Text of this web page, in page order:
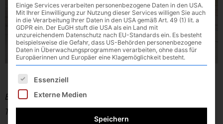
Bild: Norbert Maros mit 10 Treffern der erfolgreichste
Torschütze gg. Pfaffenhofen
Einige Services verarbeiten personenbezogene Daten in den USA.
Mit Ihrer Einwilligung zur Nutzung dieser Services willigen Sie auch
in die Verarbeitung Ihrer Daten in den USA gemäß Art. 49 (1) lit. a
GDPR ein. Der EuGH stuft die USA als ein Land mit
unzureichendem Datenschutz nach EU-Standards ein. Es besteht
beispielsweise die Gefahr, dass US-Behörden personenbezogene
Daten in Überwachungsprogrammen verarbeiten, ohne dass für
Europäerinnen und Europäer eine Klagemöglichkeit besteht.
Es folgt eine Liste der Service-Gruppen, für die eine
Essenziell
Externe Medien
Speichern